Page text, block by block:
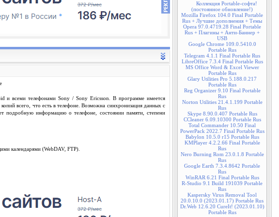
и всеми телефонами Sony / Sony Ericsson. В программе имеется
всего, что есть в телефоне. Возможна синхронизация данных с
информацию о телефоне, состоянии памяти, степени
календарями (WebDAV, FTP).
Коллекция Portable-софта!
(постоянное обновление!)
Mozilla Firefox 104.0 Final Portable
Rus + Лучшие дополнения + Темы
Opera 97.0.4719.28 Final Portable
Rus + Плагины + Анти-Баннер +
USB
Google Chrome 109.0.5410.0
Portable Rus
Telegram 4.1.1 Final Portable Rus
LibreOffice 7.3.4 Final Portable Rus
MS Office Word & Excel Viewer
Portable Rus
Glary Utilities Pro 5.188.0.217
Portable Rus
Reg Organizer 9.10 Final Portable
Rus
Norton Utilities 21.4.1.199 Portable
Rus
Skype 8.90.0.407 Portable Rus
CCleaner 6.09.10300 Portable Rus
Total Commander 10.50 Final
PowerPack 2022.7 Final Portable Rus
Babylon 10.5.0 r15 Portable Rus
KMPlayer 4.2.2.66 Final Portable
Rus
Nero Burning Rom 23.0.1.8 Portable
Rus
Google Earth 7.3.4.8642 Portable
Rus
WinRAR 6.21 Final Portable Rus
R-Studio 9.1 Build 191039 Portable
Rus
Kaspersky Virus Removal Tool
20.0.10.0 (2023.01.17) Portable Rus
Dr.Web 12.6.20 CureIt! (2023.01.10)
Portable Rus